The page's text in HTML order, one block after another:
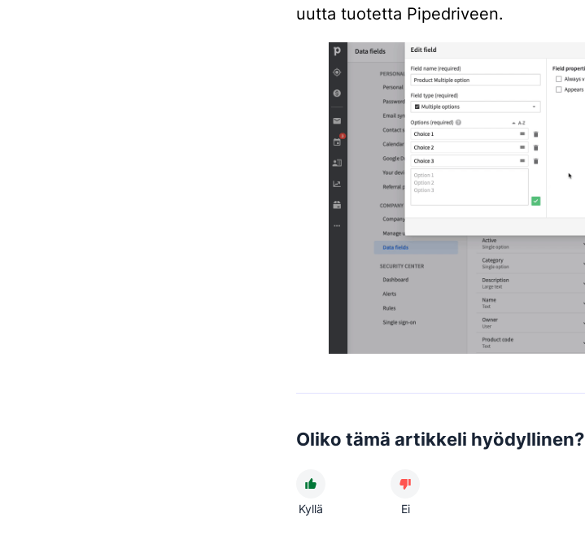
uutta tuotetta Pipedriveen.
Oliko tämä artikkeli hyödyllinen?
Kyllä Ei